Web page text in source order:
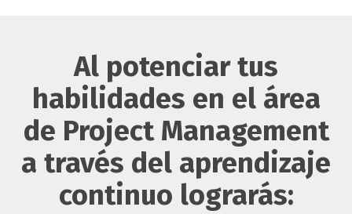
Al potenciar tus
habilidades en el área
de Project Management
a través del aprendizaje
continuo lograrás: